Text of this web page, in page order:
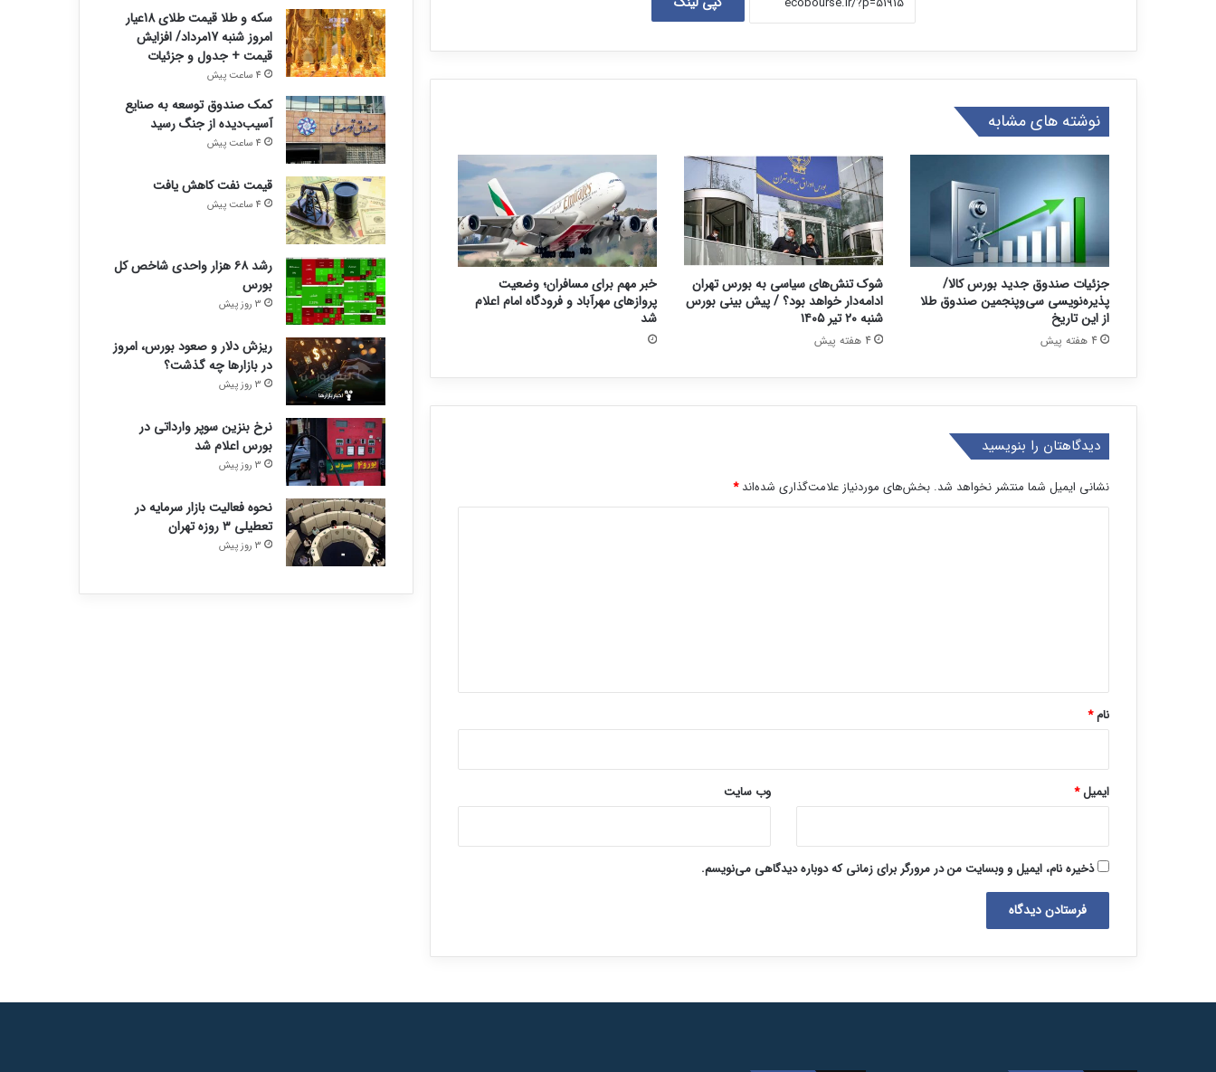
نوشته های مشابه
جزئیات صندوق جدید بورس کالا/
پذیره‌نویسی سی‌وپنجمین صندوق طلا
از این تاریخ
4 هفته پیش
شوک تنش‌های سیاسی به بورس تهران
ادامه‌دار خواهد بود؟ / پیش بینی بورس
شنبه ۲۰ تیر ۱۴۰۵
4 هفته پیش
خبر مهم برای مسافران؛ وضعیت
پروازهای مهرآباد و فرودگاه امام اعلام
شد
دیدگاهتان را بنویسید
نشانی ایمیل شما منتشر نخواهد شد. بخش‌های موردنیاز علامت‌گذاری شده‌اند*
نام*
ایمیل* وب‌ سایت
ذخیره نام، ایمیل و وبسایت من در مرورگر برای زمانی که دوباره دیدگاهی می‌نویسم.
سکه و طلا قیمت طلای 18عیار
امروز شنبه 17مرداد/ افزایش
قیمت + جدول و جزئیات
4 ساعت پیش
کمک صندوق توسعه به صنایع
آسیب‌دیده از جنگ رسید
4 ساعت پیش
قیمت نفت کاهش یافت
4 ساعت پیش
رشد ۶۸ هزار واحدی شاخص کل
بورس
3 روز پیش
ریزش دلار و صعود بورس، امروز
در بازارها چه گذشت؟
3 روز پیش
نرخ بنزین سوپر وارداتی در
بورس اعلام شد
3 روز پیش
نحوه فعالیت بازار سرمایه در
تعطیلی ۳ روزه تهران
3 روز پیش